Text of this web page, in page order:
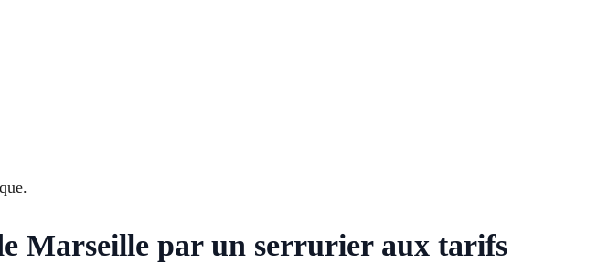
Marseille par un serrurier aux tarifs